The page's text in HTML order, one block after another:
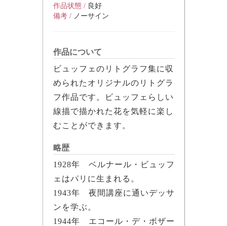
作品状態 / 良好
備考 / ノーサイン
作品について
ビュッフェのリトグラフ集に収
められたオリジナルのリトグラ
フ作品です。ビュッフェらしい
線描で描かれた花を気軽に楽し
むことができます。
略歴
1928年 ベルナール・ビュッフ
ェはパリに生まれる。
1943年 夜間講座に通いデッサ
ンを学ぶ。
1944年 エコール・デ・ボザー